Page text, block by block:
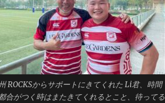
ROCKSからサポートにきてくれた Li君、時間
合がつく時はまたきてくれるとこと、待ってる